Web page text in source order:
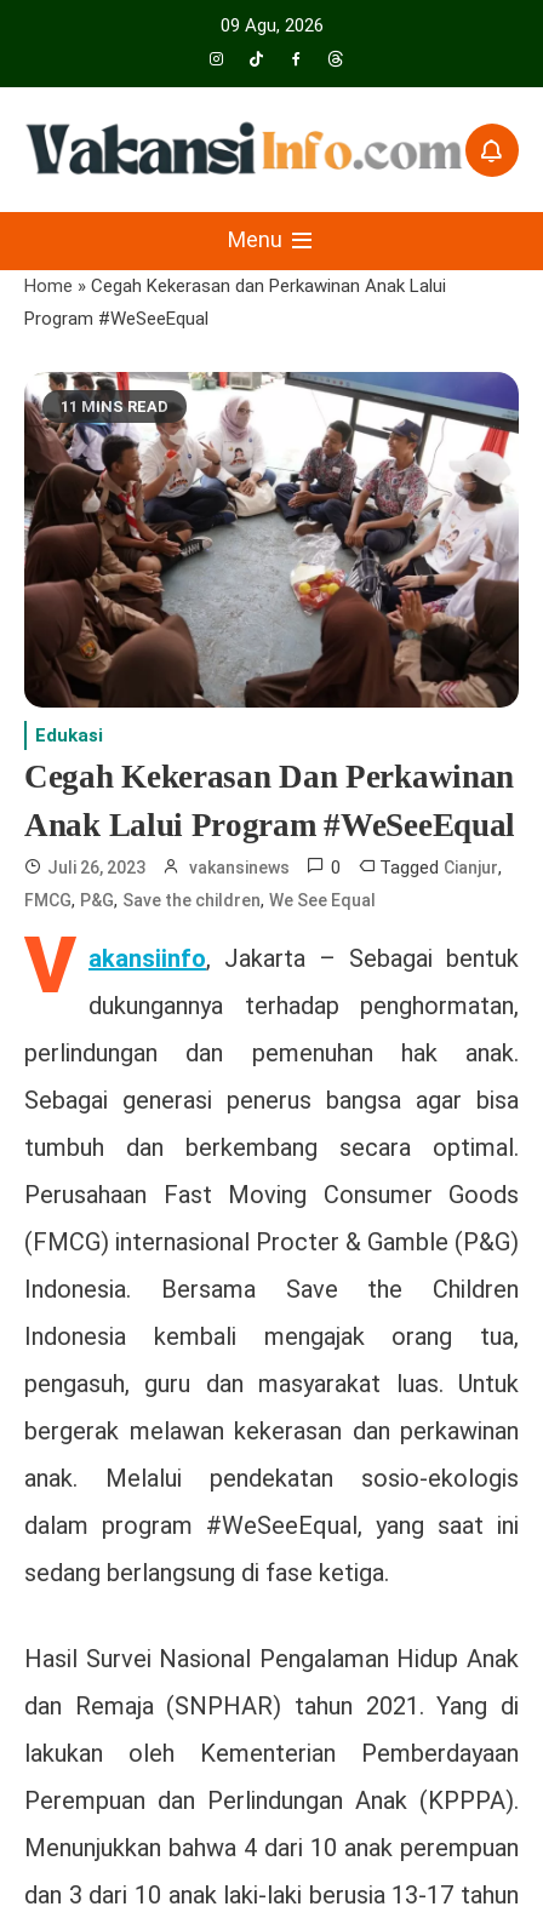
09 Agu, 2026
VakansiinfoMenu
Home » Cegah Kekerasan dan Perkawinan Anak Lalui
Program #WeSeeEqual
11 MINS READ
Edukasi
Cegah Kekerasan Dan Perkawinan
Anak Lalui Program #WeSeeEqual
Juli 26, 2023 vakansinews 0 Tagged Cianjur,
FMCG, P&G, Save the children, We See Equal
V akansiinfo, Jakarta – Sebagai bentuk
dukungannya terhadap penghormatan,
perlindungan dan pemenuhan hak anak.
Sebagai generasi penerus bangsa agar bisa
tumbuh dan berkembang secara optimal.
Perusahaan Fast Moving Consumer Goods
(FMCG) internasional Procter & Gamble (P&G)
Indonesia. Bersama Save the Children
Indonesia kembali mengajak orang tua,
pengasuh, guru dan masyarakat luas. Untuk
bergerak melawan kekerasan dan perkawinan
anak. Melalui pendekatan sosio-ekologis
dalam program #WeSeeEqual, yang saat ini
sedang berlangsung di fase ketiga.
Hasil Survei Nasional Pengalaman Hidup Anak
dan Remaja (SNPHAR) tahun 2021. Yang di
lakukan oleh Kementerian Pemberdayaan
Perempuan dan Perlindungan Anak (KPPPA).
Menunjukkan bahwa 4 dari 10 anak perempuan
dan 3 dari 10 anak laki-laki berusia 13-17 tahun